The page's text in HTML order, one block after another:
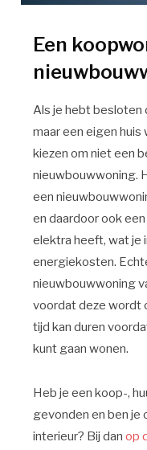
Een
Als je hebt besloten
maar een eigen huis
kiezen om niet een
nieuwbouwwoning.
een
en daardoor ook
elektra heeft, wat je
energiekosten.
nieuwbouwwoning
voordat deze wordt
tijd kan duren
kunt gaan wonen.
Heb je een koop-,
gevonden en ben je
interieur? Bij dan op